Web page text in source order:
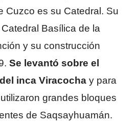
Cuzco es su Catedral. Su
Basílica de la
y su construcción
Se levantó sobre el
inca Viracocha y para
grandes bloques
de Saqsayhuamán.